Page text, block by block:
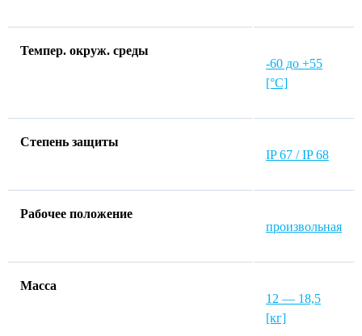
Темпер. окруж. среды
-60 до +55
[°C]
Степень защиты
IP 67 / IP 68
Рабочее положение
произвольная
Macca
12 — 18,5
[кг]